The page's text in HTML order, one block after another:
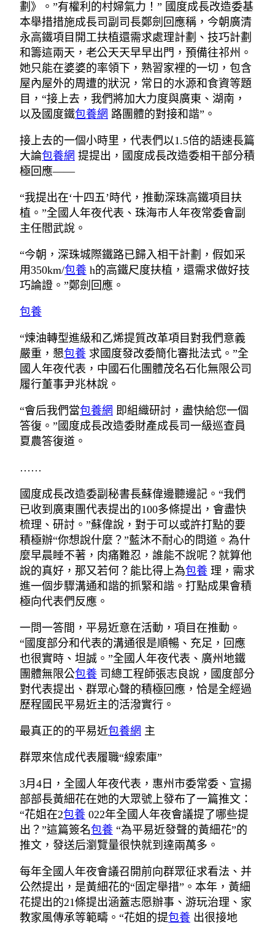
劃》。”有權利的村婦氣力！” 國度成長改造委基
本舉措措施成長司副司長鄭劍回應稱，今朝廣清
永高鐵項目開工扶植還需求處理計劃、技巧計劃
和籌這兩天，老公天天早早出門，預備往祁州。
她只能在婆婆的率領下，熟習家裡的一切，包含
屋內屋外的周遭的狀況，常日的水源和食資等題
目，“接上去，我們將加大力度與廣東、湖南，
以及國度鐵包養網 路團體的對接和諧”。
接上去的一個小時里，代表們以1.5倍的語速長篇
大論包養網 提提出，國度成長改造委相干部分積
極回應——
“我提出在‘十四五’時代，推動深珠高鐵項目扶
植。”全國人年夜代表、珠海市人年夜常委會副
主任閻武說。
“今朝，深珠城際鐵路已歸入相干計劃，假如采
用350km/包養 h的高鐵尺度扶植，還需求做好技
巧論證。”鄭劍回應。
包養
“煉油轉型進級和乙烯提質改革項目對我們意義
嚴重，懇包養 求國度發改委簡化審批法式。”全
國人年夜代表，中國石化團體茂名石化無限公司
履行董事尹兆林說。
“會后我們當包養網 即組織研討，盡快給您一個
答復。”國度成長改造委財產成長司一級巡查員
夏農答復道。
……
國度成長改造委副秘書長蘇偉邊聽邊記。“我們
已收到廣東團代表提出的100多條提出，會盡快
梳理、研討。”蘇偉說，對于可以或許打點的要
積極辦“你想說什麼？”藍沐不耐心的問道。為什
麼早晨睡不著，肉痛難忍，誰能不說呢？就算他
說的真好，那又若何？能比得上為包養 理，需求
進一個步驟溝通和諧的抓緊和諧。打點成果會積
極向代表們反應。
一問一答間，平易近意在活動，項目在推動。
“國度部分和代表的溝通很是順暢、充足，回應
也很實時、坦誠。”全國人年夜代表、廣州地鐵
團體無限公包養 司總工程師張志良說，國度部分
對代表提出、群眾心聲的積極回應，恰是全經過
歷程國民平易近主的活潑實行。
最真正的的平易近包養網 主
群眾來信成代表履職“線索庫”
3月4日，全國人年夜代表，惠州市委常委、宣揚
部部長黃細花在她的大眾號上發布了一篇推文：
“花姐在2包養 022年全國人年夜會議提了哪些提
出？”這篇簽名包養 “為平易近發聲的黃細花”的
推文，發送后瀏覽量很快就到達兩萬多。
每年全國人年夜會議召開前向群眾征求看法、并
公然提出，是黃細花的“固定舉措”。本年，黃細
花提出的21條提出涵蓋志愿辦事、游玩治理、家
教家風傳承等範疇。“花姐的提包養 出很接地